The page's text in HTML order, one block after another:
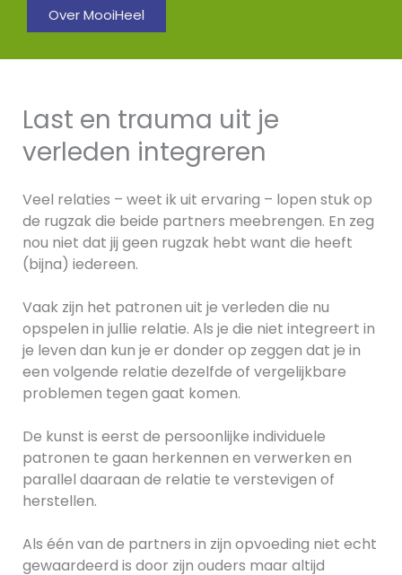
Over MooiHeel
Last en trauma uit je
verleden integreren
Veel relaties – weet ik uit ervaring – lopen stuk op
de rugzak die beide partners meebrengen. En zeg
nou niet dat jij geen rugzak hebt want die heeft
(bijna) iedereen.
Vaak zijn het patronen uit je verleden die nu
opspelen in jullie relatie. Als je die niet integreert in
je leven dan kun je er donder op zeggen dat je in
een volgende relatie dezelfde of vergelijkbare
problemen tegen gaat komen.
De kunst is eerst de persoonlijke individuele
patronen te gaan herkennen en verwerken en
parallel daaraan de relatie te verstevigen of
herstellen.
Als één van de partners in zijn opvoeding niet echt
gewaardeerd is door zijn ouders maar altijd